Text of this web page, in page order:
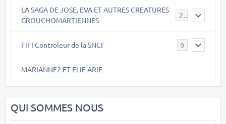
LA SAGA DE JOSE, EVA ET AUTRES CREATURES
GROUCHOMARTIENNES
26
FIFI Controleur de la SNCF 9
MARIANNE2 ET ELIE ARIE
QUI SOMMES NOUS